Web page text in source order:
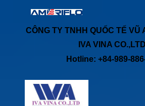
CÔNG TY TNHH QUỐC TẾ VŨ
IVA VINA
Hotline: +84-989-